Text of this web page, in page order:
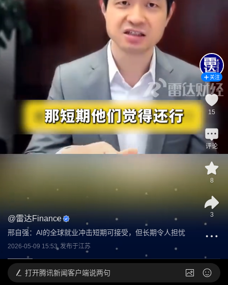
@雷达Finance
邢自强：AI的全球就业冲击短期可接受，但长期令人担忧
2026-05-09 15:53 发布于江苏
关注
15
评论
8
3
打开腾讯新闻客户端说两句